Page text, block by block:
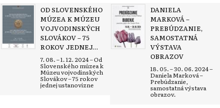
OD SLOVENSKÉHO
MÚZEA K MÚZEU
VOJVODINSKÝCH
SLOVÁKOV – 75
ROKOV JEDNEJ...
7. 08. – 1. 12. 2024 – Od
Slovenského múzea k
Múzeu vojvodinských
Slovákov – 75 rokov
jednej ustanovizne
DANIELA
MARKOVÁ –
PREBÚDZANIE,
SAMOSTATNÁ
VÝSTAVA
OBRAZOV
18. 05. – 30. 06. 2024 –
Daniela Marková –
Prebúdzanie,
samostatná výstava
obrazov.